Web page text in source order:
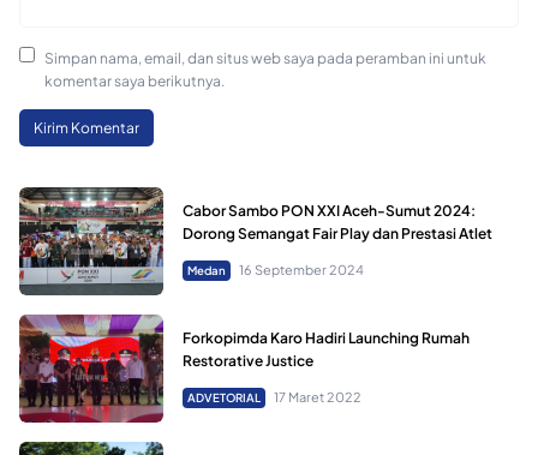
Simpan nama, email, dan situs web saya pada peramban ini untuk
komentar saya berikutnya.
Cabor Sambo PON XXI Aceh-Sumut 2024:
Dorong Semangat Fair Play dan Prestasi Atlet
Medan 16 September 2024
Forkopimda Karo Hadiri Launching Rumah
Restorative Justice
ADVETORIAL 17 Maret 2022